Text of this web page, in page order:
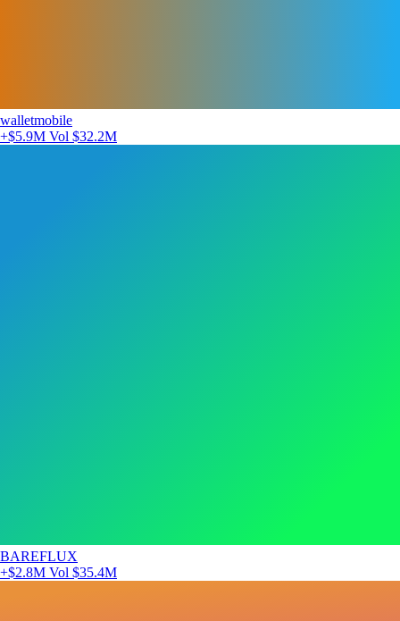
walletmobile
+$5.9M Vol $32.2M
BAREFLUX
+$2.8M Vol $35.4M